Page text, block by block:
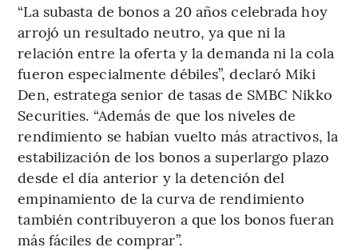
“La subasta de bonos a 20 años celebrada hoy
arrojó un resultado neutro, ya que ni la
relación entre la oferta y la demanda ni la cola
fueron especialmente débiles”, declaró Miki
Den, estratega senior de tasas de SMBC Nikko
Securities. “Además de que los niveles de
rendimiento se habían vuelto más atractivos, la
estabilización de los bonos a superlargo plazo
desde el día anterior y la detención del
empinamiento de la curva de rendimiento
también contribuyeron a que los bonos fueran
más fáciles de comprar”.